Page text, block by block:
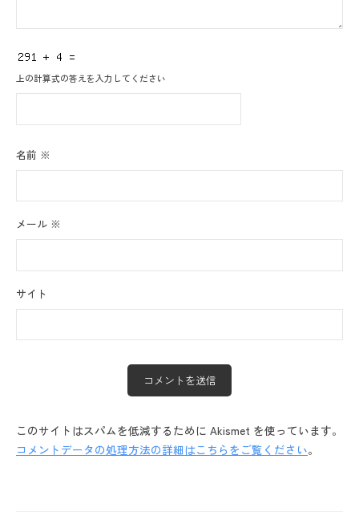
上の計算式の答えを入力してください
名前 ※
メール ※
サイト
このサイトはスパムを低減するために Akismet を使っています。
コメントデータの処理方法の詳細はこちらをご覧ください。